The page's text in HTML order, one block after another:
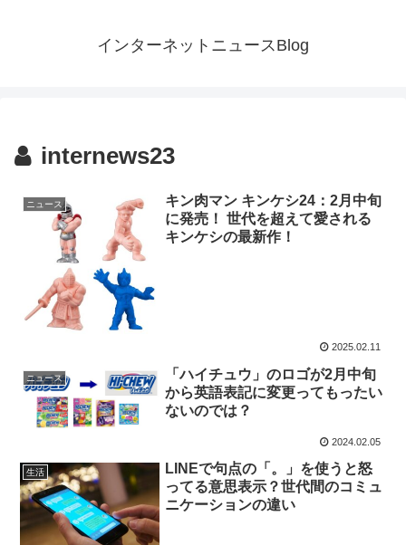
インターネットニュースBlog
internews23
ニュース
キン肉マン キンケシ24：2月中旬
に発売！ 世代を超えて愛される
キンケシの最新作！
2025.02.11
ニュース
「ハイチュウ」のロゴが2月中旬
から英語表記に変更ってもったい
ないのでは？
2024.02.05
生活
LINEで句点の「。」を使うと怒
ってる意思表示？世代間のコミュ
ニケーションの違い